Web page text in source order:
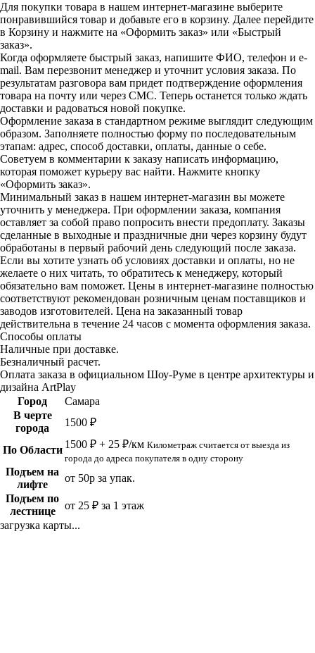
Для покупки товара в нашем интернет-магазине выберите
понравившийся товар и добавьте его в корзину. Далее перейдите
в Корзину и нажмите на «Оформить заказ» или «Быстрый
заказ».
Когда оформляете быстрый заказ, напишите ФИО, телефон и e-
mail. Вам перезвонит менеджер и уточнит условия заказа. По
результатам разговора вам придет подтверждение оформления
товара на почту или через СМС. Теперь останется только ждать
доставки и радоваться новой покупке.
Оформление заказа в стандартном режиме выглядит следующим
образом. Заполняете полностью форму по последовательным
этапам: адрес, способ доставки, оплаты, данные о себе.
Советуем в комментарии к заказу написать информацию,
которая поможет курьеру вас найти. Нажмите кнопку
«Оформить заказ».
Минимальный заказ в нашем интернет-магазин вы можете
уточнить у менеджера. При оформлении заказа, компания
оставляет за собой право попросить внести предоплату. Заказы
сделанные в выходные и праздничные дни через корзину будут
обработаны в первый рабочий день следующий после заказа.
Если вы хотите узнать об условиях доставки и оплаты, но не
желаете о них читать, то обратитесь к менеджеру, который
обязательно вам поможет. Цены в интернет-магазине полностью
соответствуют рекомендован розничным ценам поставщиков и
заводов изготовителей. Цена на заказанный товар
действительна в течение 24 часов с момента оформления заказа.
Способы оплаты
Наличные при доставке.
Безналичный расчет.
Оплата заказа в официальном Шоу-Руме в центре архитектуры и
дизайна ArtPlay
Город
Самара
В черте
города
1500 ₽
По Области 1500 ₽ + 25 ₽/км Километраж считается от выезда из
города до адреса покупателя в одну сторону
Подъем на
лифте
от 50р за упак.
Подъем по
лестнице
от 25 ₽ за 1 этаж
загрузка карты...